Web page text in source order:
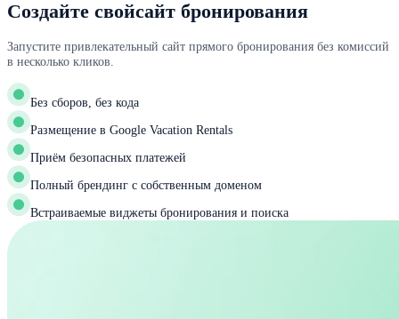
Создайте свойсайт бронирования
Запустите привлекательный сайт прямого бронирования без комиссий
в несколько кликов.
Без сборов, без кода
Размещение в Google Vacation Rentals
Приём безопасных платежей
Полный брендинг с собственным доменом
Встраиваемые виджеты бронирования и поиска